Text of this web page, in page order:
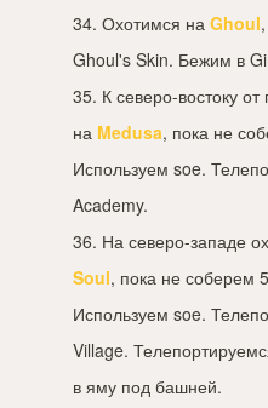
34. Охотимся на Ghoul
Ghoul's Skin. Бежим в
35. К северо-востоку от
на Medusa, пока не
Используем soe.
Academy.
36. На северо-западе
Soul, пока не соберем
Используем soe.
Village.
в яму под башней.